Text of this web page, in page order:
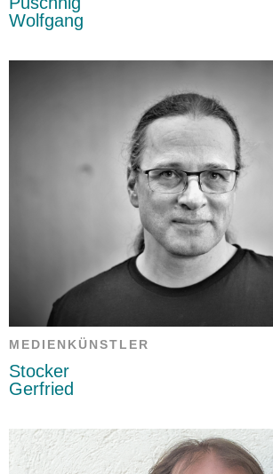
Wolfgang
MEDIENKÜNSTLER
Stocker
Gerfried